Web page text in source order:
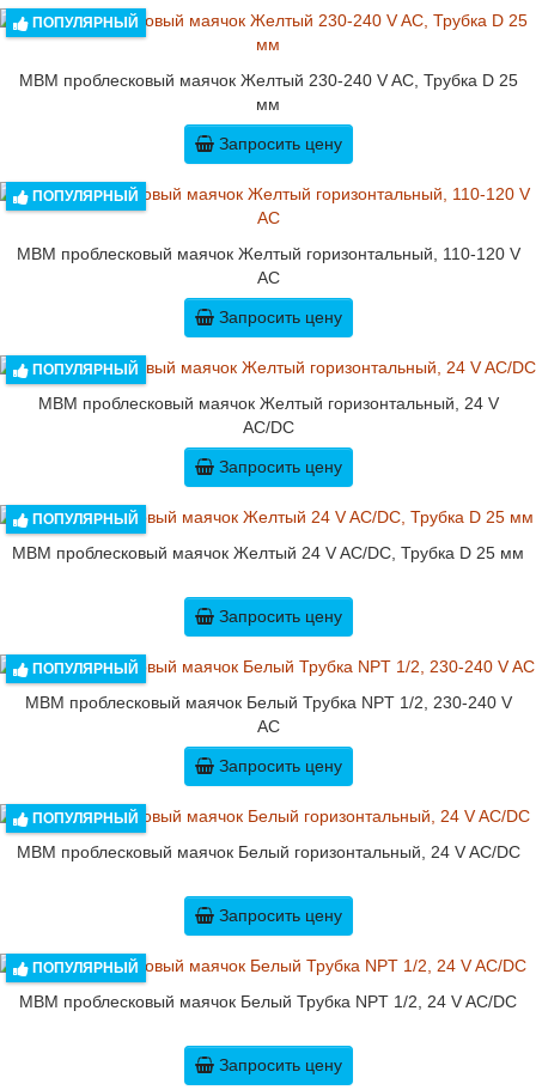
ПОПУЛЯРНЫЙ
MBM проблесковый маячок Желтый 230-240 V AC, Трубка D 25
мм
Запросить цену
ПОПУЛЯРНЫЙ
MBM проблесковый маячок Желтый горизонтальный, 110-120 V
AC
Запросить цену
ПОПУЛЯРНЫЙ
MBM проблесковый маячок Желтый горизонтальный, 24 V
AC/DC
Запросить цену
ПОПУЛЯРНЫЙ
MBM проблесковый маячок Желтый 24 V AC/DC, Трубка D 25 мм
Запросить цену
ПОПУЛЯРНЫЙ
MBM проблесковый маячок Белый Трубка NPT 1/2, 230-240 V
AC
Запросить цену
ПОПУЛЯРНЫЙ
MBM проблесковый маячок Белый горизонтальный, 24 V AC/DC
Запросить цену
ПОПУЛЯРНЫЙ
MBM проблесковый маячок Белый Трубка NPT 1/2, 24 V AC/DC
Запросить цену